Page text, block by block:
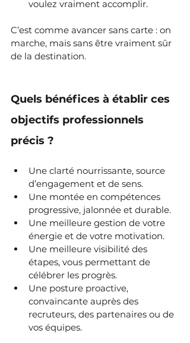
voulez vraiment accomplir.
C’est comme avancer sans carte : on
marche, mais sans être vraiment sûr
de la destination.
Quels bénéfices à établir ces
objectifs professionnels
précis ?
Une clarté nourrissante, source
d’engagement et de sens.
Une montée en compétences
progressive, jalonnée et durable.
Une meilleure gestion de votre
énergie et de votre motivation.
Une meilleure visibilité des
étapes, vous permettant de
célébrer les progrès.
Une posture proactive,
convaincante auprès des
recruteurs, des partenaires ou de
vos équipes.